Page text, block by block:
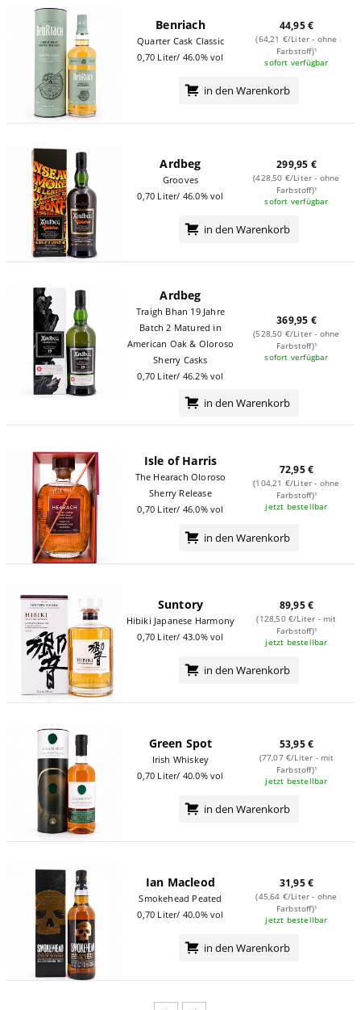
Benriach
Quarter Cask Classic
0,70 Liter/ 46.0% vol
44,95 €
(64,21 €/Liter - ohne
Farbstoff)¹
sofort verfügbar
in den Warenkorb
Ardbeg
Grooves
0,70 Liter/ 46.0% vol
299,95 €
(428,50 €/Liter - ohne
Farbstoff)¹
sofort verfügbar
in den Warenkorb
Ardbeg
Traigh Bhan 19 Jahre
Batch 2 Matured in
American Oak & Oloroso
Sherry Casks
0,70 Liter/ 46.2% vol
369,95 €
(528,50 €/Liter - ohne
Farbstoff)¹
sofort verfügbar
in den Warenkorb
Isle of Harris
The Hearach Oloroso
Sherry Release
0,70 Liter/ 46.0% vol
72,95 €
(104,21 €/Liter - ohne
Farbstoff)¹
jetzt bestellbar
in den Warenkorb
Suntory
Hibiki Japanese Harmony
0,70 Liter/ 43.0% vol
89,95 €
(128,50 €/Liter - mit
Farbstoff)¹
jetzt bestellbar
in den Warenkorb
Green Spot
Irish Whiskey
0,70 Liter/ 40.0% vol
53,95 €
(77,07 €/Liter - mit
Farbstoff)¹
jetzt bestellbar
in den Warenkorb
Ian Macleod
Smokehead Peated
0,70 Liter/ 40.0% vol
31,95 €
(45,64 €/Liter - ohne
Farbstoff)¹
jetzt bestellbar
in den Warenkorb